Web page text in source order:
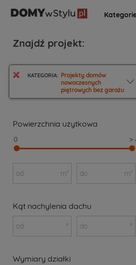
Znajdź projekt:
KATEGORIA: Projekty domów
nowoczesnych
piętrowych bez garażu
Powierzchnia użytkowa
0 >
od m² do m²
Kąt nachylenia dachu
od ° do °
Wymiary działki